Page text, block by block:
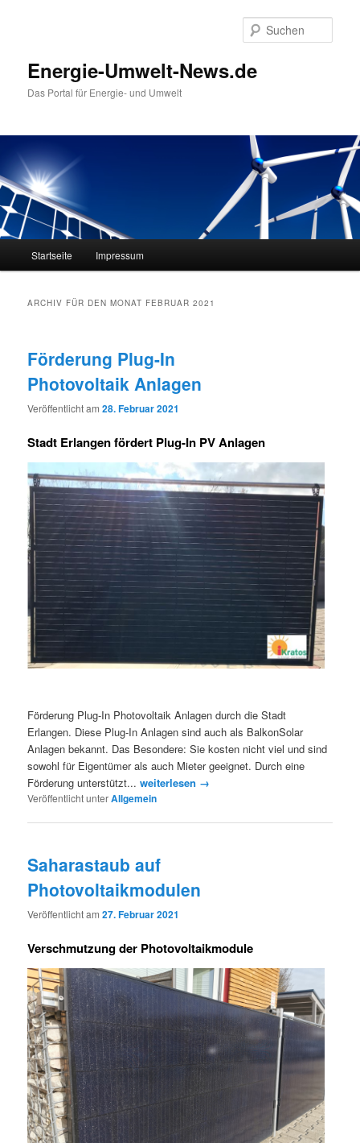
Energie-Umwelt-News.de
Das Portal für Energie- und Umwelt
Zum Inhalt wechseln
Zum sekundären Inhalt wechseln
Startseite Impressum
ARCHIV FÜR DEN MONAT FEBRUAR 2021
Förderung Plug-In
Photovoltaik Anlagen
Veröffentlicht am28. Februar 2021
Stadt Erlangen fördert Plug-In PV Anlagen
Förderung Plug-In Photovoltaik Anlagen durch die Stadt
Erlangen. Diese Plug-In Anlagen sind auch als BalkonSolar
Anlagen bekannt. Das Besondere: Sie kosten nicht viel und sind
sowohl für Eigentümer als auch Mieter geeignet. Durch eine
Förderung unterstützt...weiterlesen →
Veröffentlicht unterAllgemein
Saharastaub auf
Photovoltaikmodulen
Veröffentlicht am27. Februar 2021
Verschmutzung der Photovoltaikmodule